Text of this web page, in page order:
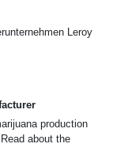
Leroy
production
about the